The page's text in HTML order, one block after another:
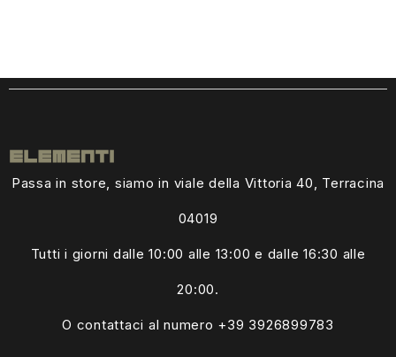
Passa in store, siamo in viale della Vittoria 40, Terracina
04019
Tutti i giorni dalle10:00 alle 13:00 e dalle 16:30 alle
20:00.
O contattaci al numero +39 3926899783